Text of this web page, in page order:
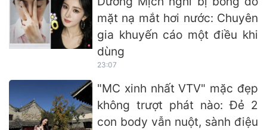
mặt nạ mắt hơi nước: Chuyên
gia khuyến cáo một điều khi
dùng
23:07
"MC xinh nhất VTV" mặc đẹp
không trượt phát nào: Đẻ 2
con body vẫn nuột, sành điệu